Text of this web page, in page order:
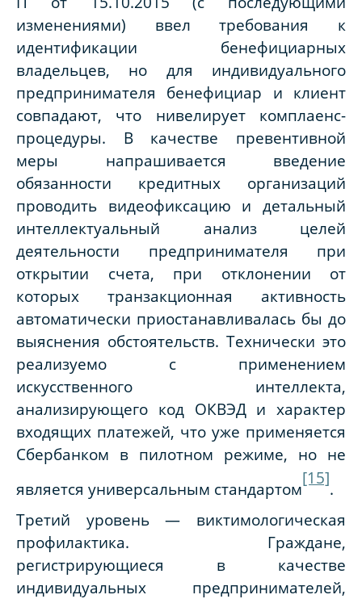
изменениями) ввел требования к
идентификации бенефициарных
владельцев, но для индивидуального
предпринимателя бенефициар и клиент
совпадают, что нивелирует комплаенс-
процедуры. В качестве превентивной
меры напрашивается введение
обязанности кредитных организаций
проводить видеофиксацию и детальный
интеллектуальный анализ целей
деятельности предпринимателя при
открытии счета, при отклонении от
которых транзакционная активность
автоматически приостанавливалась бы до
выяснения обстоятельств. Технически это
реализуемо с применением
искусственного интеллекта,
анализирующего код ОКВЭД и характер
входящих платежей, что уже применяется
Сбербанком в пилотном режиме, но не
является универсальным стандартом
[15]
.
Третий уровень — виктимологическая
профилактика. Граждане,
регистрирующиеся в качестве
индивидуальных предпринимателей,